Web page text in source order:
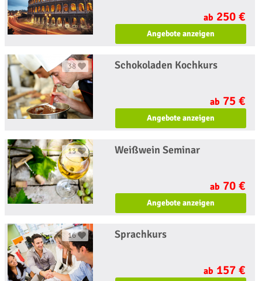
ab 250 €
Angebote anzeigen
38 Schokoladen Kochkurs
ab 75 €
Angebote anzeigen
13 Weißwein Seminar
ab 70 €
Angebote anzeigen
16 Sprachkurs
ab 157 €